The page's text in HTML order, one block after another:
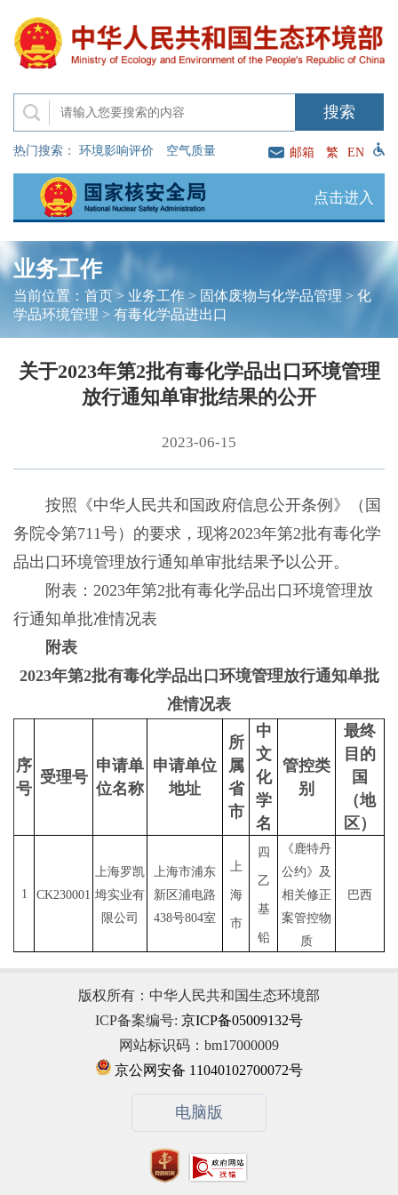
热门搜索： 环境影响评价 空气质量 邮箱 繁 EN
点击进入
业务工作
当前位置： 首页> 业务工作> 固体废物与化学品管理 > 化
学品环境管理 > 有毒化学品进出口
关于2023年第2批有毒化学品出口环境管理
放行通知单审批结果的公开
2023-06-15
按照《中华人民共和国政府信息公开条例》（国
务院令第711号）的要求，现将2023年第2批有毒化学
品出口环境管理放行通知单审批结果予以公开。
附表：2023年第2批有毒化学品出口环境管理放
行通知单批准情况表
附表
2023年第2批有毒化学品出口环境管理放行通知单批
准情况表
序
号
受理号
申请单
位名称
申请单位
地址
所
属
省
市
中
文
化
学
名
管控类
别
最终
目的
国
（地
区）
1 CK230001
上海罗凯
坶实业有
限公司
上海市浦东
新区浦电路
438号804室
上
海
市
四
乙
基
铅
《鹿特丹
公约》及
相关修正
案管控物
质
巴西
版权所有：中华人民共和国生态环境部
ICP备案编号: 京ICP备05009132号
网站标识码：bm17000009
京公网安备 11040102700072号
电脑版